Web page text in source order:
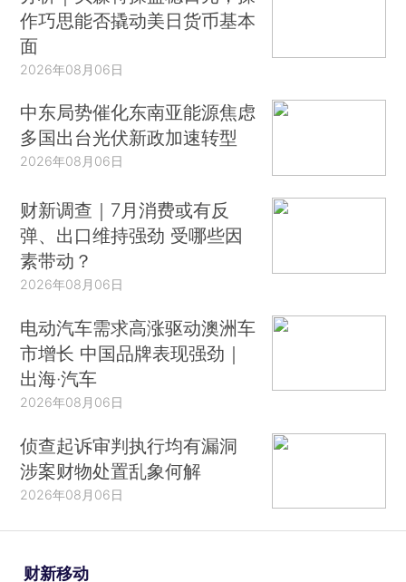
作巧思能否撬动美日货币基本
面
2026年08月06日
中东局势催化东南亚能源焦虑
多国出台光伏新政加速转型
2026年08月06日
财新调查｜7月消费或有反
弹、出口维持强劲 受哪些因
素带动？
2026年08月06日
电动汽车需求高涨驱动澳洲车
市增长 中国品牌表现强劲｜
出海·汽车
2026年08月06日
侦查起诉审判执行均有漏洞
涉案财物处置乱象何解
2026年08月06日
财新移动